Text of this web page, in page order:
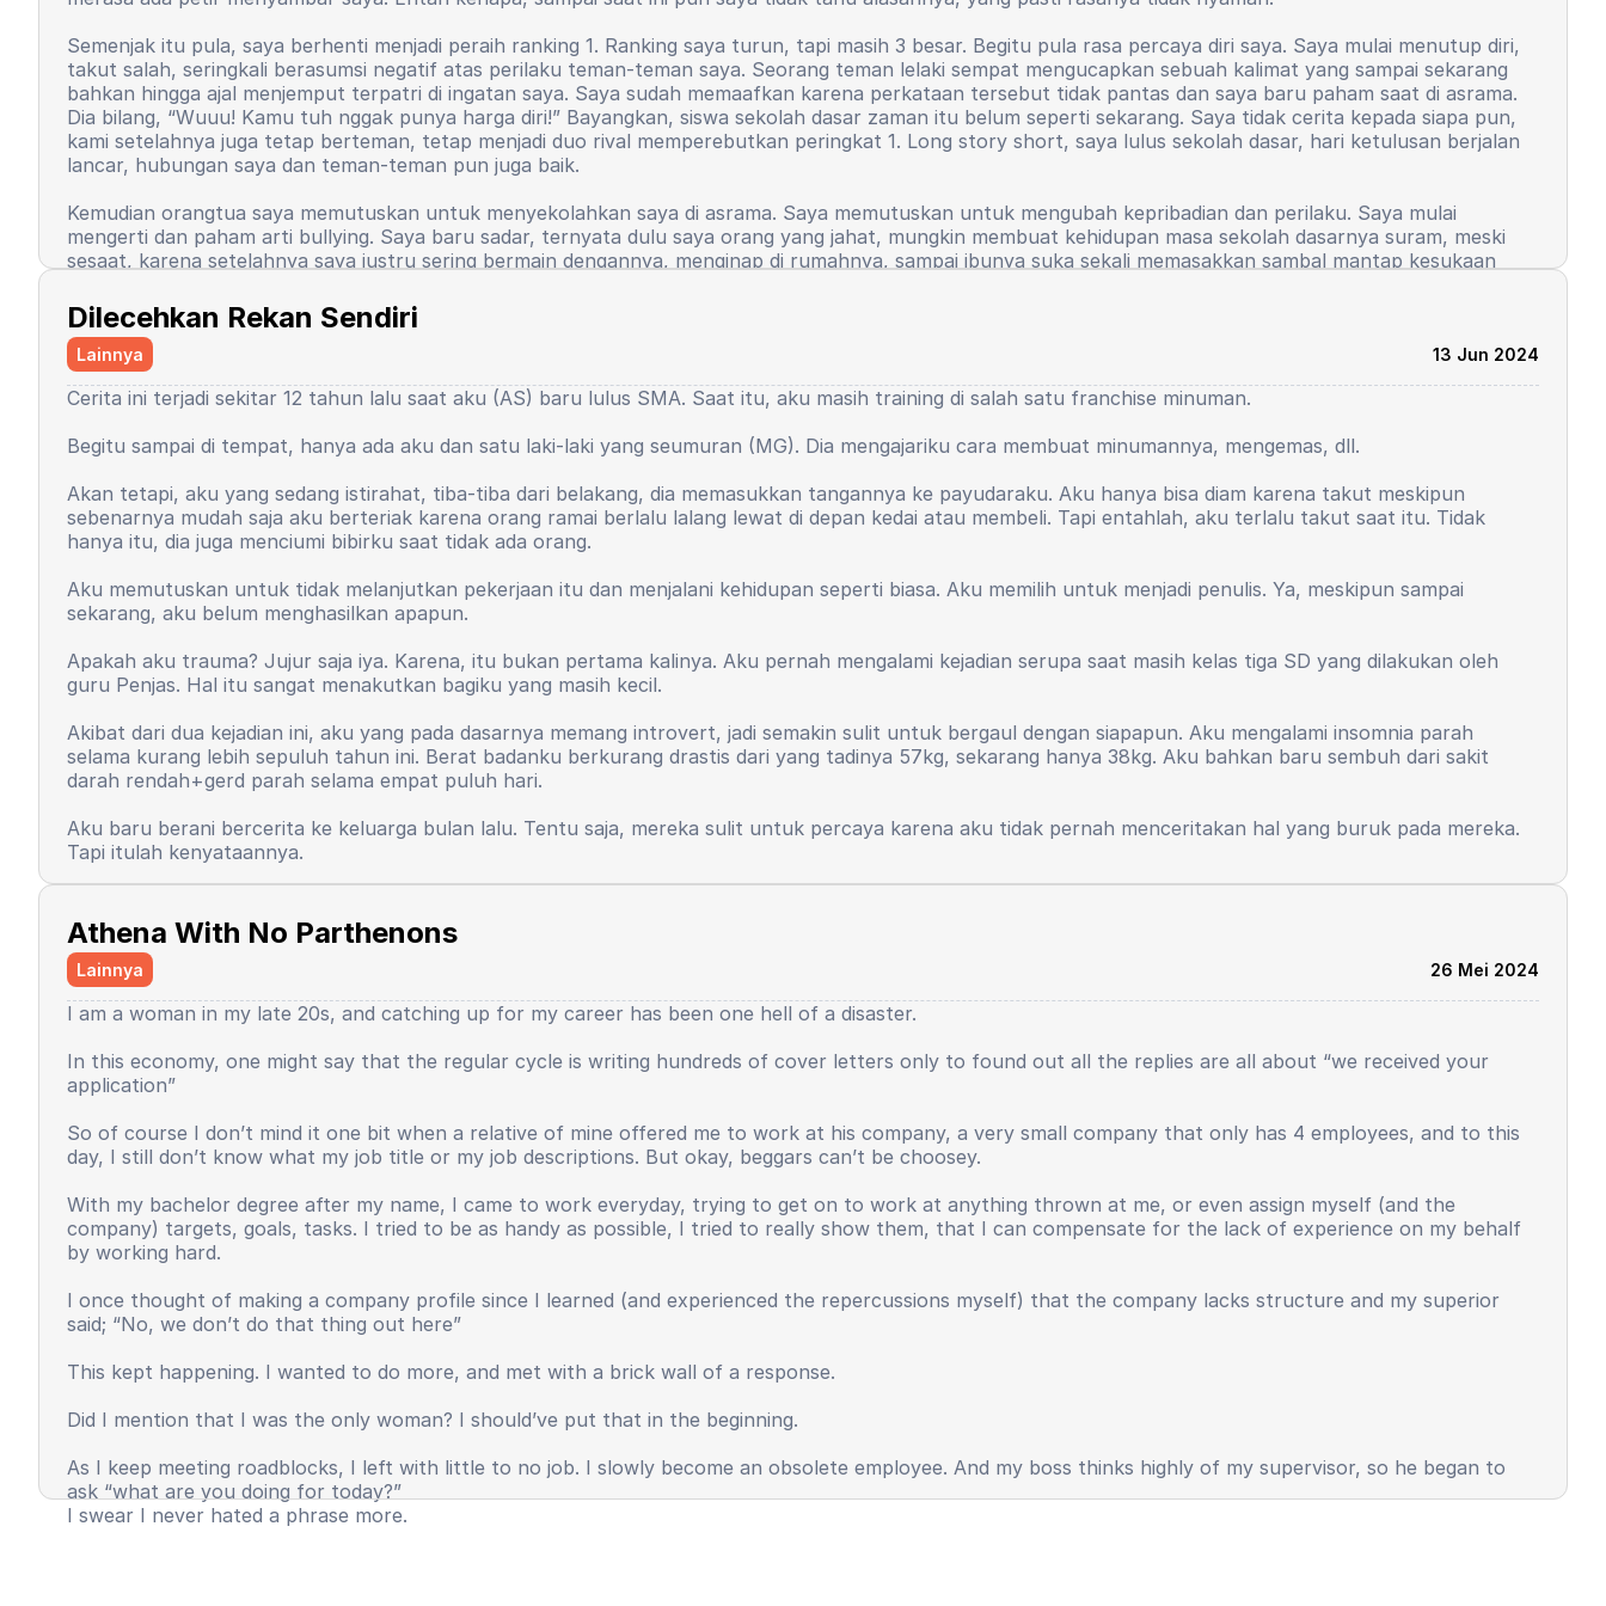
Semenjak itu pula, saya berhenti menjadi peraih ranking 1. Ranking saya turun, tapi masih 3 besar. Begitu pula rasa percaya diri saya. Saya mulai menutup diri,
takut salah, seringkali berasumsi negatif atas perilaku teman-teman saya. Seorang teman lelaki sempat mengucapkan sebuah kalimat yang sampai sekarang
bahkan hingga ajal menjemput terpatri di ingatan saya. Saya sudah memaafkan karena perkataan tersebut tidak pantas dan saya baru paham saat di asrama.
Dia bilang, “Wuuu! Kamu tuh nggak punya harga diri!” Bayangkan, siswa sekolah dasar zaman itu belum seperti sekarang. Saya tidak cerita kepada siapa pun,
kami setelahnya juga tetap berteman, tetap menjadi duo rival memperebutkan peringkat 1. Long story short, saya lulus sekolah dasar, hari ketulusan berjalan
lancar, hubungan saya dan teman-teman pun juga baik.
Kemudian orangtua saya memutuskan untuk menyekolahkan saya di asrama. Saya memutuskan untuk mengubah kepribadian dan perilaku. Saya mulai
mengerti dan paham arti bullying. Saya baru sadar, ternyata dulu saya orang yang jahat, mungkin membuat kehidupan masa sekolah dasarnya suram, meski
sesaat, karena setelahnya saya justru sering bermain dengannya, menginap di rumahnya, sampai ibunya suka sekali memasakkan sambal mantap kesukaan
Kembali di saat saya di asrama. Ada beberapa hal yang saya baru sadari penyebab hilangnya rasa percaya diri saya. Di asrama saya, ada yang namanya
ekstrakulikuler wajib pidato. Mau tidak mau seluruh siswa asrama pun harus mengikuti kegiatan tersebut, bukan yang hanya minat saja. Pidato tersebut
menggunakan 3 bahasa. Bahasa Arab, Bahasa Inggris, dan Bahasa Indonesia. Setiap pekan bergantian. Tiba saatnya giliran saya menggunakan Bahasa Arab.
Saya ingat sekali, saat di ruang kelas, saya bertanya kepada salah satu pembimbing pidato, untuk anak baru apakah boleh sambil membaca teks? Pembimbing
saya, menggertak saya, mengevaluasi saya di depan umum. Bilang katanya kenapa membaca teks, bla bla bla, sampai saya tidak tahan untuk tidak menangis
mengungkapkan pendapat. Sampai rasa percaya diri itu benar-benar menipis setipis-tipisnya saat saya duduk di kelas 9. Saya merasa saya mulai hilang, ini
bukan saya. Sejak hari itu, saya mulai merasa bahwa saya bukanlah seorang main character lagi. Akademik, guru, beberapa hal mulai tidak berpihak kepada
saya. Yang dulu rasanya semua keberuntungan akan selalu berpihak kepada saya, semenjak hari itu rasanya dunia mulai bicara, kalau dunia yang sebenarnya
sangat besar. Padahal output yang dihasilkan tidak sebesar inputnya.
Waktu berjalan, hingga saat ini pun, rasa percaya diri saya belum kembali, jiwa kepemimpinan saya memudar, bahkan kepribadian saya yang dulunya seorang
yang adaptif, berani, tidak malu dalam menyampaikan sesuatu seperti lenyap. Sampai saat ini pun saya harus memberikan input yang besar dan lebih dari
Beberapa hal baik yang tak terduga terjadi, beberapa hal yang menyesakkan dan merusak kesehatan fisik dan mental juga terjadi. Inilah wajah dunia, saya tidak
sudah dewasa. Saya kemudian berpikir, andai dulu usaha saya saat duduk di sekolah dasar lebih besar, ya. Kenapa saya hanya belajar sedikit, dapat peringkat 1,
lalu saya merasa tugas saya sudah selesai?
Dilecehkan Rekan Sendiri
Lainnya 13 Jun 2024
Cerita ini terjadi sekitar 12 tahun lalu saat aku (AS) baru lulus SMA. Saat itu, aku masih training di salah satu franchise minuman.
Begitu sampai di tempat, hanya ada aku dan satu laki-laki yang seumuran (MG). Dia mengajariku cara membuat minumannya, mengemas, dll.
Akan tetapi, aku yang sedang istirahat, tiba-tiba dari belakang, dia memasukkan tangannya ke payudaraku. Aku hanya bisa diam karena takut meskipun
sebenarnya mudah saja aku berteriak karena orang ramai berlalu lalang lewat di depan kedai atau membeli. Tapi entahlah, aku terlalu takut saat itu. Tidak
hanya itu, dia juga menciumi bibirku saat tidak ada orang.
Aku memutuskan untuk tidak melanjutkan pekerjaan itu dan menjalani kehidupan seperti biasa. Aku memilih untuk menjadi penulis. Ya, meskipun sampai
sekarang, aku belum menghasilkan apapun.
Apakah aku trauma? Jujur saja iya. Karena, itu bukan pertama kalinya. Aku pernah mengalami kejadian serupa saat masih kelas tiga SD yang dilakukan oleh
guru Penjas. Hal itu sangat menakutkan bagiku yang masih kecil.
Akibat dari dua kejadian ini, aku yang pada dasarnya memang introvert, jadi semakin sulit untuk bergaul dengan siapapun. Aku mengalami insomnia parah
selama kurang lebih sepuluh tahun ini. Berat badanku berkurang drastis dari yang tadinya 57kg, sekarang hanya 38kg. Aku bahkan baru sembuh dari sakit
darah rendah+gerd parah selama empat puluh hari.
Aku baru berani bercerita ke keluarga bulan lalu. Tentu saja, mereka sulit untuk percaya karena aku tidak pernah menceritakan hal yang buruk pada mereka.
Tapi itulah kenyataannya.
penulis skenario dan juga sutradara meskipun tidak tahu bagaimana caranya.
Baca selengkapnya
Athena With No Parthenons
Lainnya 26 Mei 2024
I am a woman in my late 20s, and catching up for my career has been one hell of a disaster.
In this economy, one might say that the regular cycle is writing hundreds of cover letters only to found out all the replies are all about “we received your
application”
So of course I don’t mind it one bit when a relative of mine offered me to work at his company, a very small company that only has 4 employees, and to this
day, I still don’t know what my job title or my job descriptions. But okay, beggars can’t be choosey.
With my bachelor degree after my name, I came to work everyday, trying to get on to work at anything thrown at me, or even assign myself (and the
company) targets, goals, tasks. I tried to be as handy as possible, I tried to really show them, that I can compensate for the lack of experience on my behalf
by working hard.
I once thought of making a company profile since I learned (and experienced the repercussions myself) that the company lacks structure and my superior
said; “No, we don’t do that thing out here”
This kept happening. I wanted to do more, and met with a brick wall of a response.
Did I mention that I was the only woman? I should’ve put that in the beginning.
As I keep meeting roadblocks, I left with little to no job. I slowly become an obsolete employee. And my boss thinks highly of my supervisor, so he began to
ask “what are you doing for today?”
I swear I never hated a phrase more.